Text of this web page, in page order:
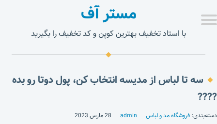
مستر آف
با استاد تخفیف بهترین کوپن و کد تخفیف را بگیرید
سه تا لباس از مدیسه انتخاب کن، پول دوتا رو بده
????
دسته‌بندی: فروشگاه مد و لباس admin 28 مارس 2023